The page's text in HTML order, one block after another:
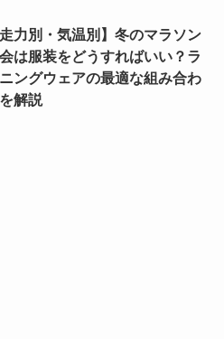
走力別・気温別】冬のマラソン
は服装をどうすればいい？ラ
ングウェアの最適な組み合わ
解説